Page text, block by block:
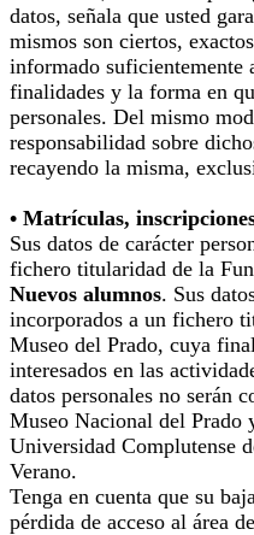
datos, señala que usted
mismos son ciertos,
informado suficientemente
finalidades y la forma en
personales. Del mismo
responsabilidad sobre
recayendo la misma,
• Matrículas,
Sus datos de carácter
fichero titularidad de la
Nuevos alumnos. Sus
incorporados a un fichero
Museo del Prado, cuya
interesados en las
datos personales no serán
Museo Nacional del Prado
Universidad Complutense
Verano.
Tenga en cuenta que su
pérdida de acceso al área